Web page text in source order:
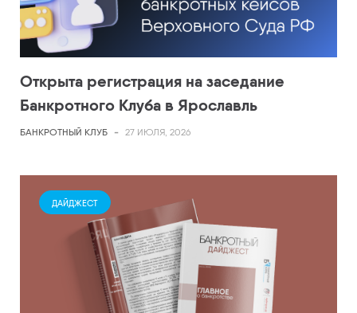
Открыта регистрация на заседание
Банкротного Клуба в Ярославль
БАНКРОТНЫЙ КЛУБ - 27 ИЮЛЯ, 2026
ДАЙДЖЕСТ